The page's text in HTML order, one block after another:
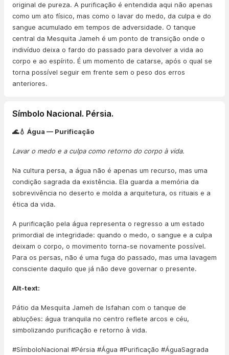
original de pureza. A purificação é entendida aqui não apenas
como um ato físico, mas como o lavar do medo, da culpa e do
sangue acumulado em tempos de adversidade. O tanque
central da Mesquita Jameh é um ponto de transição onde o
indivíduo deixa o fardo do passado para devolver a vida ao
corpo e ao espírito. É um momento de catarse, após o qual se
torna possível seguir em frente sem o peso dos erros
anteriores.
Símbolo Nacional. Pérsia.
🌊💧 Água — Purificação
Lavar o medo e a culpa como retorno do corpo à vida.
Na cultura persa, a água não é apenas um recurso, mas uma
condição sagrada da existência. Ela guarda a memória da
sobrevivência no deserto e molda a arquitetura, os rituais e a
ética da vida.
A purificação pela água representa o regresso a um estado
primordial de integridade: quando o medo, o sangue e a culpa
deixam o corpo, o movimento torna-se novamente possível.
Para os persas, não é uma fuga do passado, mas uma lavagem
consciente daquilo que já não deve governar o presente.
Alt-text:
Pátio da Mesquita Jameh de Isfahan com o tanque de
abluções: água tranquila no centro reflete arcos e céu,
simbolizando purificação e retorno à vida.
#SímboloNacional #Pérsia #Água #Purificação #ÁguaSagrada